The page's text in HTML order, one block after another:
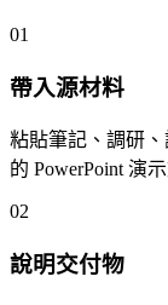
01
帶入源材料
粘貼筆記、調研
的 PowerPoint 演
02
說明交付物